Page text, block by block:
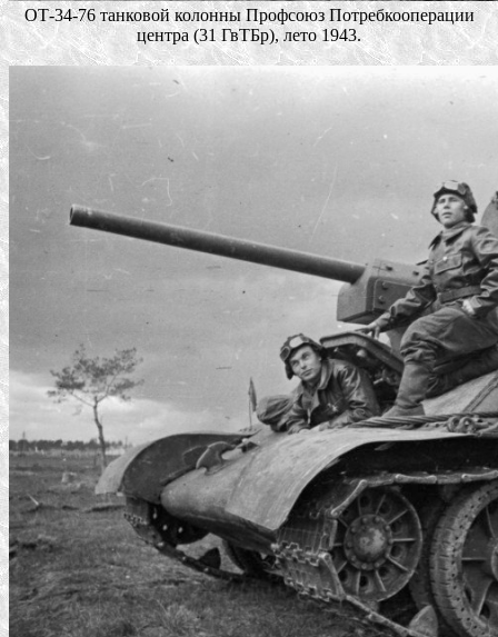
ОТ-34-76 танковой колонны Профсоюз Потребкооперации
центра (31 ГвТБр), лето 1943.